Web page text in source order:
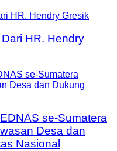
HR. Hendry
se-Sumatera
Desa dan
Nasional